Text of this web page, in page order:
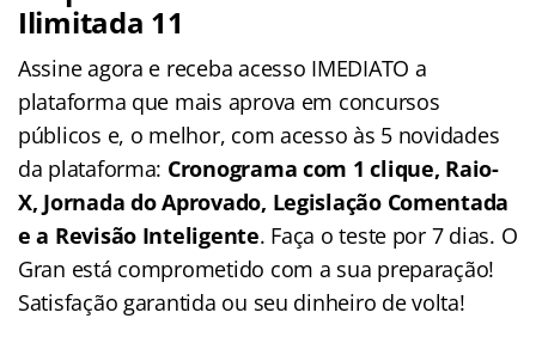
Ilimitada 11
Assine agora e receba acesso IMEDIATO a
plataforma que mais aprova em concursos
públicos e, o melhor, com acesso às 5 novidades
da plataforma: Cronograma com 1 clique, Raio-
X, Jornada do Aprovado, Legislação Comentada
e a Revisão Inteligente. Faça o teste por 7 dias. O
Gran está comprometido com a sua preparação!
Satisfação garantida ou seu dinheiro de volta!